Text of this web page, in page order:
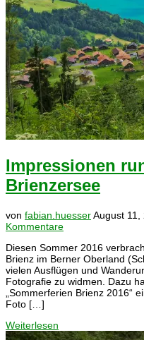
Impressionen
Brienzersee
von fabian.huesserAugust 11,
Kommentare
Diesen Sommer 2016
Brienz im Berner Oberland
vielen Ausflügen und
Fotografie zu widmen. Dazu
„Sommerferien Brienz
Foto […]
Weiterlesen